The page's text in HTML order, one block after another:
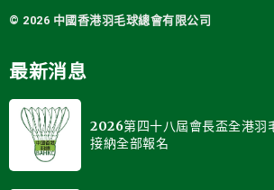
© 2026 中國香港羽毛球總會有限公司
最新消息
2026第四十八屆會長盃全港羽
接納全部報名